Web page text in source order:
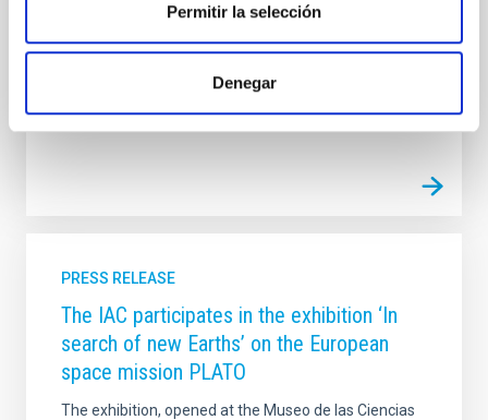
Permitir la selección
Denegar
recuperando su funcionamiento mecánico y óptico y
respetando al máximo sus elementos para adaptarlo
Advertised on 08/06/2026 - 10:59:43
PRESS RELEASE
The IAC participates in the exhibition ‘In
search of new Earths’ on the European
space mission PLATO
The exhibition, opened at the Museo de las Ciencias